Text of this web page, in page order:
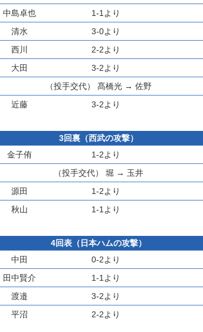
中島卓也 1-1より
清水 3-0より
西川 2-2より
大田 3-2より
（投手交代） 髙橋光 → 佐野
近藤 3-2より
3回裏（西武の攻撃）
金子侑 1-2より
（投手交代） 堀 → 玉井
源田 1-2より
秋山 1-1より
4回表（日本ハムの攻撃）
中田 0-2より
田中賢介 1-1より
渡邉 3-2より
平沼 2-2より